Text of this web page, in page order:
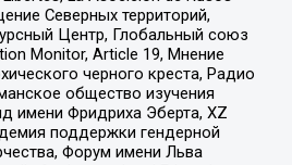
Северных территорий,
Центр, Глобальный союз
Monitor, Article 19, Мнение
черного креста, Радио
общество изучения
имени Фридриха Эберта, XZ
поддержки гендерной
Форум имени Льва